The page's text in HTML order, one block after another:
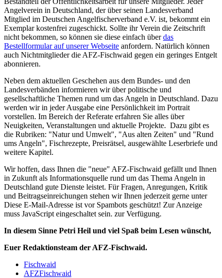
Angelverein in Deutschland, der über seinen Landesverband
Mitglied im Deutschen Angelfischerverband e.V. ist, bekommt ein
Exemplar kostenfrei zugeschickt. Sollte ihr Verein die Zeitschrift
nicht bekommen, so können sie diese einfach überdas
Bestellformular auf unserer Webseite anfordern. Natürlich können
auch Nichtmitglieder die AFZ-Fischwaid gegen ein geringes Entgelt
abonnieren.
Neben dem aktuellen Geschehen aus dem Bundes- und den
Landesverbänden informieren wir über politische und
gesellschaftliche Themen rund um das Angeln in Deutschland. Dazu
werden wir in jeder Ausgabe eine Persönlichkeit im Portrait
vorstellen. Im Bereich der Referate erfahren Sie alles über
Neuigkeiten, Veranstaltungen und aktuelle Projekte. Dazu gibt es
die Rubriken: "Natur und Umwelt", "Aus alten Zeiten" und "Rund
ums Angeln", Fischrezepte, Preisrätsel, ausgewählte Leserbriefe und
weitere Kapitel.
Wir hoffen, dass Ihnen die "neue" AFZ-Fischwaid gefällt und Ihnen
in Zukunft als Informationsquelle rund um das Thema Angeln in
Deutschland gute Dienste leistet. Für Fragen, Anregungen, Kritik
und Beitragseinreichungen stehen wir Ihnen jederzeit gerne unter
Diese E-Mail-Adresse ist vor Spambots geschützt! Zur Anzeige
muss JavaScript eingeschaltet sein. zur Verfügung.
In diesem Sinne Petri Heil und viel Spaß beim Lesen wünscht,
Euer Redaktionsteam der AFZ-Fischwaid.
Fischwaid
AFZFischwaid